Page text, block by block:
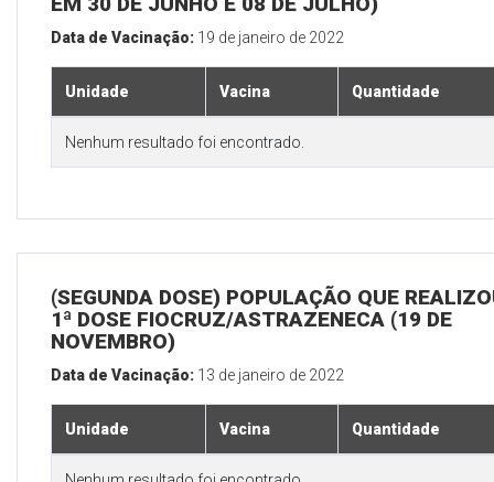
Data de Vacinação: 19 de janeiro de 2022
Unidade Vacina Quantidade
Nenhum resultado foi encontrado.
(SEGUNDA DOSE) POPULAÇÃO QUE
1ª DOSE FIOCRUZ/ASTRAZENECA (19 DE
NOVEMBRO)
Data de Vacinação: 13 de janeiro de 2022
Unidade Vacina Quantidade